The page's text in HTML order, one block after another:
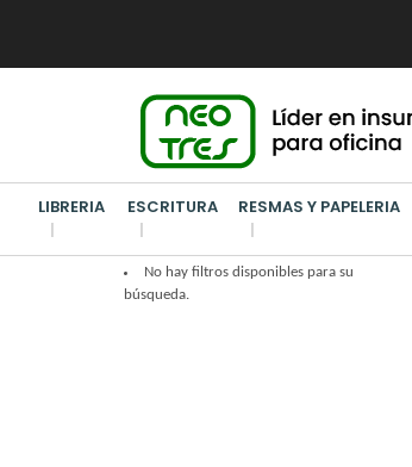
LIBRERIA ESCRITURA RESMAS Y PAPELERIA
No hay filtros disponibles para su
búsqueda.